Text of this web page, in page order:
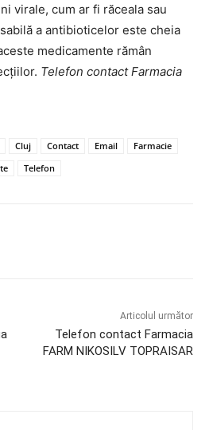
virale, cum ar fi răceala sau
a antibioticelor este cheia
medicamente rămân
Telefon contact Farmacia
Cluj Contact Email
Farmacie
Telefon
Articolul următor
Telefon contact Farmacia
FARM NIKOSILV TOPRAISAR